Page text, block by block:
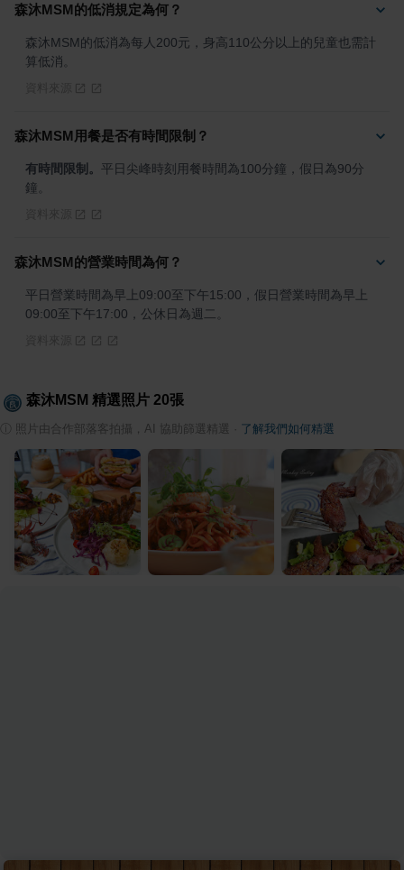
森沐MSM的低消規定為何？
森沐MSM的低消為每人200元，身高110公分以上的兒童也需計
算低消。
森沐MSM用餐是否有時間限制？
有時間限制。 平日尖峰時刻用餐時間為100分鐘，假日為90分
鐘。
森沐MSM的營業時間為何？
平日營業時間為早上09:00至下午15:00，假日營業時間為早上
09:00至下午17:00，公休日為週二。
森沐MSM 精選照片 20張
照片由合作部落客拍攝，AI 協助篩選精選 了解我們如何精選